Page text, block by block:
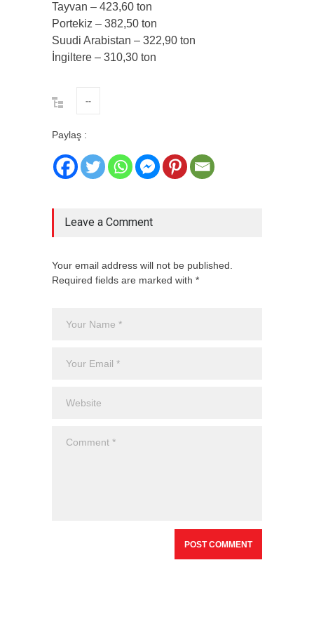
Tayvan – 423,60 ton
Portekiz – 382,50 ton
Suudi Arabistan – 322,90 ton
İngiltere – 310,30 ton
--
Paylaş :
Leave a Comment
Your email address will not be published.
Required fields are marked with *